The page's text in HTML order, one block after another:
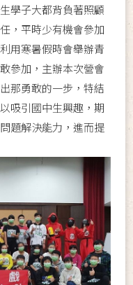
學子大都背負著照顧
，平時少有機會參加
用寒暑假時會舉辦青
參加，主辦本次營會
那勇敢的一步，特結
吸引國中生興趣，期
題解決能力，進而提